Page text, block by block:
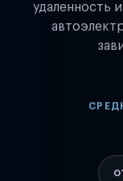
удаленность